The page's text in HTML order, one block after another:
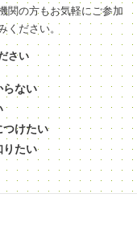
関の方もお気軽にご参加
ください。
さい
らない
つけたい
りたい